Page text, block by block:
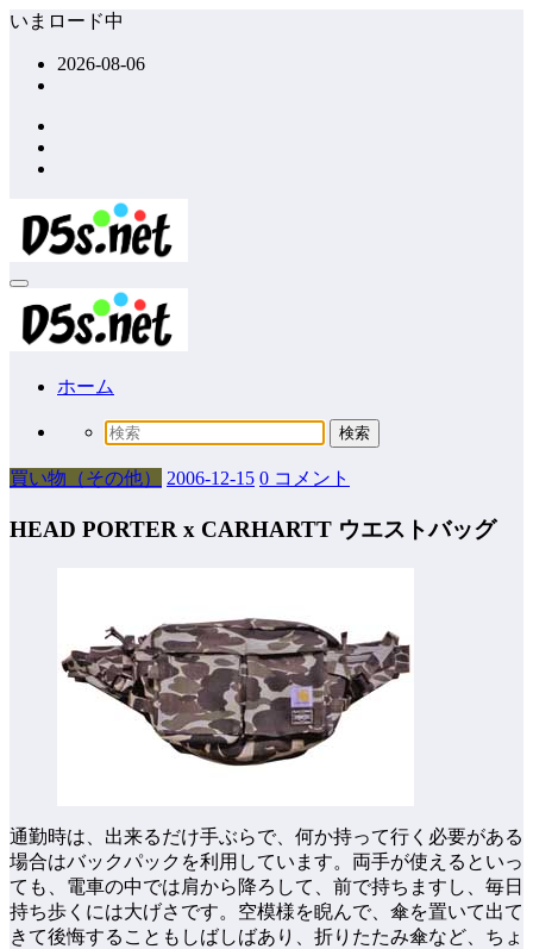
コ
ッ
プ
いまロード中
2026-08-06
ホーム
買い物（その他） 2006-12-15 0 コメント
HEAD PORTER x CARHARTT ウエストバッグ
通勤時は、出来るだけ手ぶらで、何か持って行く必要がある
場合はバックパックを利用しています。両手が使えるといっ
ても、電車の中では肩から降ろして、前で持ちますし、毎日
持ち歩くには大げさです。空模様を睨んで、傘を置いて出て
きて後悔することもしばしばあり、折りたたみ傘など、ちょ